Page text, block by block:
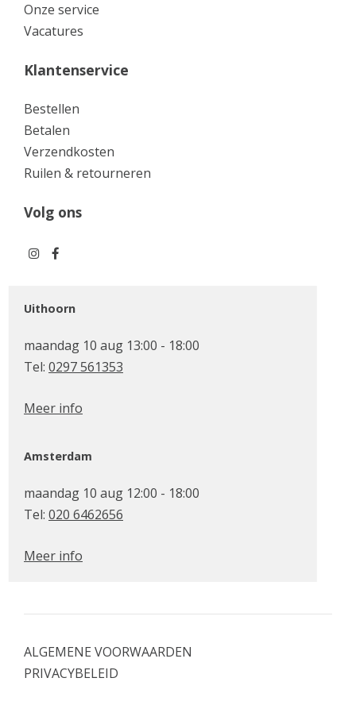
Onze service
Vacatures
Klantenservice
Bestellen
Betalen
Verzendkosten
Ruilen & retourneren
Volg ons
Uithoorn
maandag 10 aug 13:00 - 18:00
Tel: 0297 561353
Meer info
Amsterdam
maandag 10 aug 12:00 - 18:00
Tel: 020 6462656
Meer info
ALGEMENE VOORWAARDEN
PRIVACYBELEID